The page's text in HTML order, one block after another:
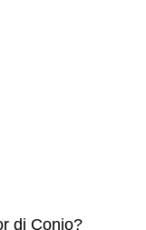
di Conio?